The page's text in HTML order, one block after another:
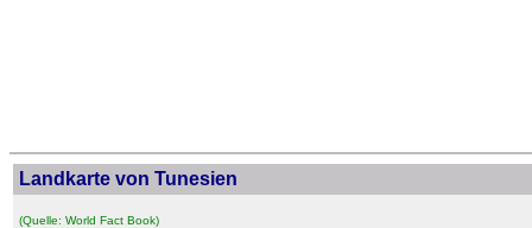
Landkarte von Tunesien
(Quelle: World Fact Book)